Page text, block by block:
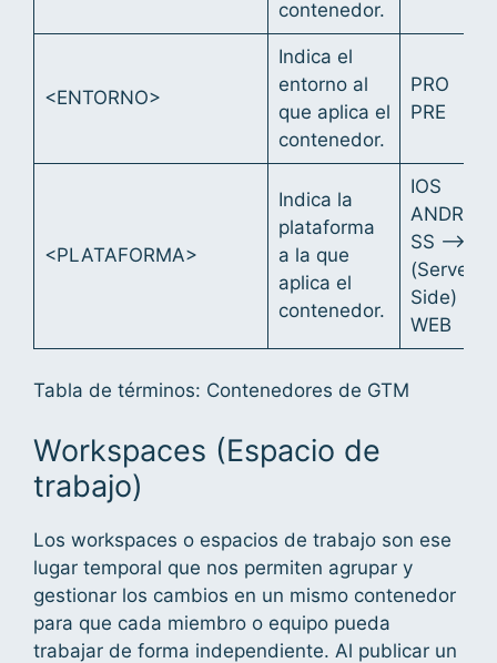
contenedor.
<ENTORNO>
Indica el
entorno al
que aplica el
contenedor.
PRO
PRE
<PLATAFORMA>
Indica la
plataforma
a la que
aplica el
contenedor.
IOS
ANDROID
SS –>
(Server
Side)
WEB
Tabla de términos: Contenedores de GTM
Workspaces (Espacio de
trabajo)
Los workspaces o espacios de trabajo son ese
lugar temporal que nos permiten agrupar y
gestionar los cambios en un mismo contenedor
para que cada miembro o equipo pueda
trabajar de forma independiente. Al publicar un